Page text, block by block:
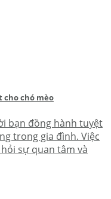
cho chó mèo
bạn đồng hành tuyệt
trong gia đình. Việc
sự quan tâm và